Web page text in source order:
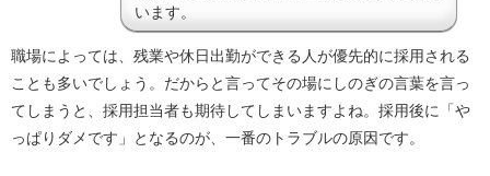
います。
職場によっては、残業や休日出勤ができる人が優先的に採用される
ことも多いでしょう。だからと言ってその場にしのぎの言葉を言っ
てしまうと、採用担当者も期待してしまいますよね。採用後に「や
っぱりダメです」となるのが、一番のトラブルの原因です。